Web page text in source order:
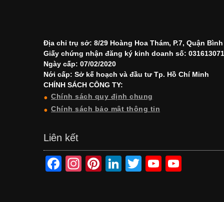
Địa chỉ trụ sở: 8/29 Hoàng Hoa Thám, P.7, Quận Bình
Giấy chứng nhận đăng ký kinh doanh số:
Ngày cấp: 07/02/2020
Nới cấp: Sở kế hoạch và đầu tư Tp. Hồ Chí Minh
CHÍNH SÁCH CÔNG TY:
Chính sách quy định chung
Chính sách bảo mật thông tin
Liên kết
F
In
Pi
Li
T
Y